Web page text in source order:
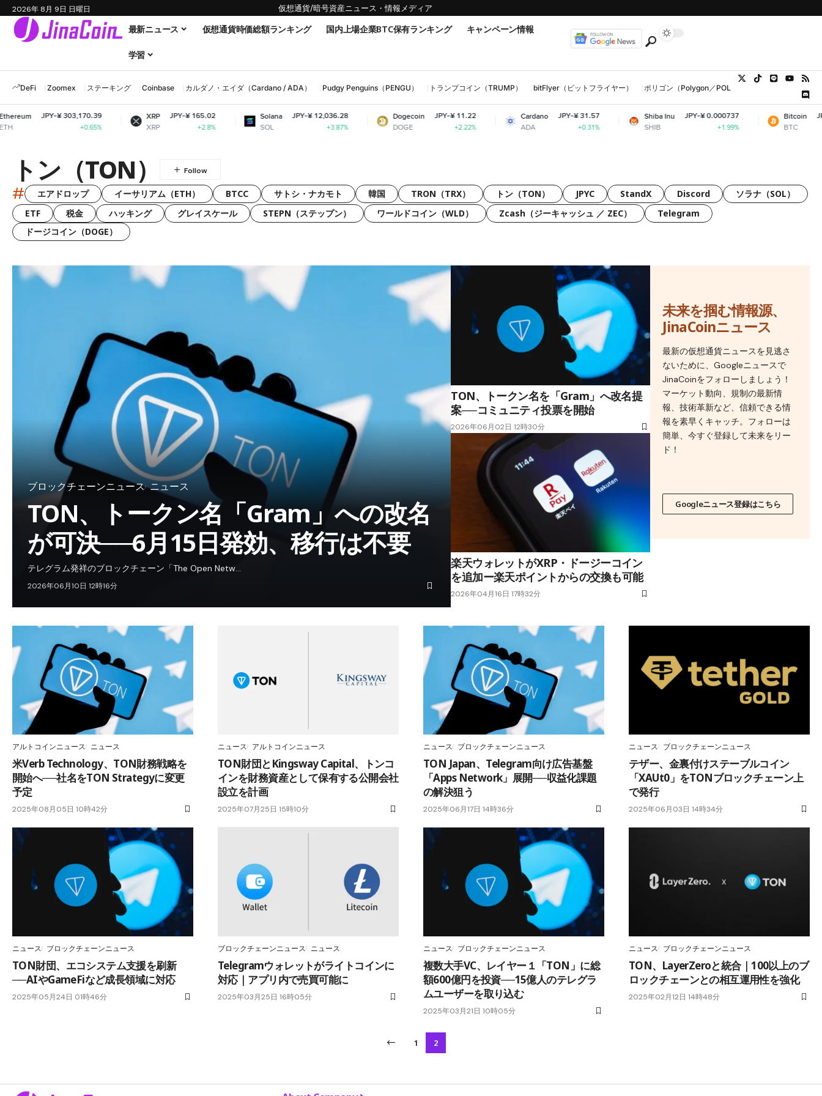
2026年 8月 9日 日曜日 仮想通貨/暗号資産ニュース・情報メディア
最新ニュース 仮想通貨時価総額ランキング 国内上場企業BTC保有ランキング キャンペーン情報
学習
DeFi Zoomex ステーキング Coinbase カルダノ・エイダ（Cardano / ADA） Pudgy Penguins（PENGU） トランプコイン（TRUMP） bitFlyer（ビットフライヤー） ポリゴン（Polygon／POL、MATIC）
¥ 303,170.39
XRP
XRP
JPY-¥ 165.02
+2.8%
Solana
SOL
JPY-¥ 12,036.28
Dogecoin
DOGE
JPY-¥ 11.22
+2.22%
Cardano
ADA
JPY-¥ 31.57
+0.31%
Shiba Inu
SHIB
JPY-¥ 0.000737
Bitcoin
BTC
JPY-¥
トン（TON）
# エアドロップ イーサリアム（ETH） BTCC サトシ・ナカモト 韓国 TRON（TRX） トン（TON） JPYC StandX Discord
ソラナ（SOL）
ETF
税金 ハッキング グレイスケール STEPN（ステップン） ワールドコイン（WLD） Zcash（ジーキャッシュ ／ ZEC）
Telegram
ドージコイン（DOGE）
ブロックチェーンニュース ニュース
TON、トークン名「Gram」への改名
が可決──6月15日発効、移行は不要
テレグラム発祥のブロックチェーン「The Open Netw…
2026年06月10日 12時16分
TON、トークン名を「Gram」へ改名提
案──コミュニティ投票を開始
2026年06月02日 12時30分
楽天ウォレットがXRP・ドージーコイン
を追加ー楽天ポイントからの交換も可能
2026年04月16日 17時32分
未来を掴む情報源、
JinaCoinニュース
最新の仮想通貨ニュースを見逃さ
ないために、Googleニュースで
JinaCoinをフォローしましょう！
マーケット動向、規制の最新情
報、技術革新など、信頼できる情
報を素早くキャッチ。フォローは
簡単、今すぐ登録して未来をリー
ド！
Googleニュース登録はこちら
アルトコインニュース ニュース
米Verb Technology、TON財務戦略を
開始へ──社名をTON Strategyに変更
予定
2025年08月05日 10時42分
ニュース アルトコインニュース
TON財団とKingsway Capital、トンコ
インを財務資産として保有する公開会社
設立を計画
2025年07月25日 15時10分
ニュース ブロックチェーンニュース
TON Japan、Telegram向け広告基盤
「Apps Network」展開──収益化課題
の解決狙う
2025年06月17日 14時36分
ニュース ブロックチェーンニュース
テザー、金裏付けステーブルコイン
「XAUt0」をTONブロックチェーン上
で発行
2025年06月03日 14時34分
ニュース ブロックチェーンニュース
TON財団、エコシステム支援を刷新
──AIやGameFiなど成長領域に対応
2025年05月24日 01時46分
ブロックチェーンニュース ニュース
Telegramウォレットがライトコインに
対応｜アプリ内で売買可能に
2025年03月25日 16時05分
ニュース ブロックチェーンニュース
複数大手VC、レイヤー１「TON」に総
額600億円を投資──15億人のテレグラ
ムユーザーを取り込む
2025年03月21日 10時05分
ニュース ブロックチェーンニュース
TON、LayerZeroと統合｜100以上のブ
ロックチェーンとの相互運用性を強化
2025年02月12日 14時48分
1 2